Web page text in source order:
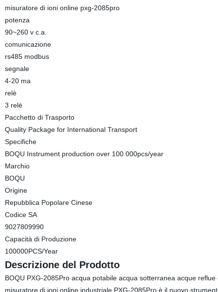
misuratore di ioni online pxg-2085pro
potenza
90~260 v c.a.
comunicazione
rs485 modbus
segnale
4-20 ma
relè
3 relè
Pacchetto di Trasporto
Quality Package for International Transport
Specifiche
BOQU Instrument production over 100 000pcs/year
Marchio
BOQU
Origine
Repubblica Popolare Cinese
Codice SA
9027809990
Capacità di Produzione
100000PCS/Year
Descrizione del Prodotto
BOQU PXG-2085Pro acqua potabile acqua sotterranea acque
misuratore di ioni online industriale PXG-2085Pro è il nuovo